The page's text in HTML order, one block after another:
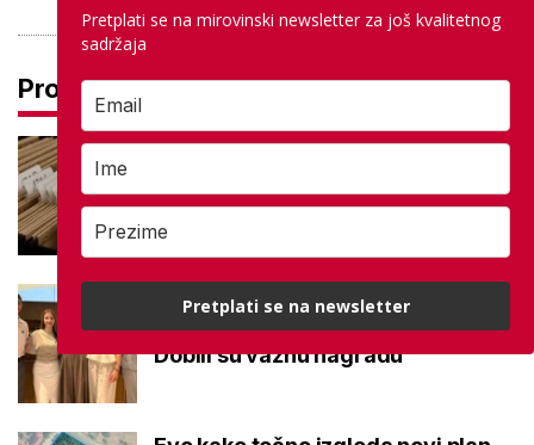
Pročitaj još
Promjena prakse za sve SC-ove,
potvrđeno
Studenti otkrili kako se obraćati
mladima kad je u pitanju alkohol:
Dobili su važnu nagradu
Pretplati se na mirovinski newsletter za još kvalitetnog
sadržaja
Pretplati se na newsletter